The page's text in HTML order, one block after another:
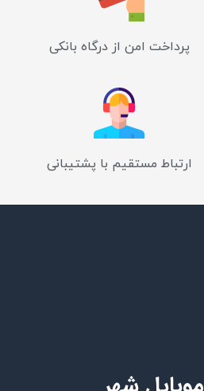
پرداخت امن از درگاه بانکی
ارتباط مستقیم با پشتیبانی